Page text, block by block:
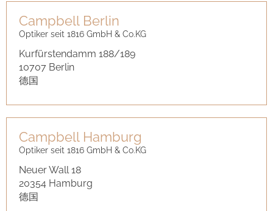
Campbell Berlin
Optiker seit 1816 GmbH & Co.KG
Kurfürstendamm 188/189
10707 Berlin
德国
Campbell Hamburg
Optiker seit 1816 GmbH & Co.KG
Neuer Wall 18
20354 Hamburg
德国